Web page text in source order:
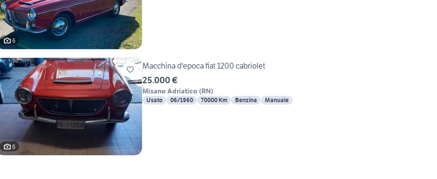
6
6
Macchina d'epoca fiat 1200 cabriolet
25.000 €
Misano Adriatico (RN)
Usato 06/1960 70000 Km Benzina Manuale